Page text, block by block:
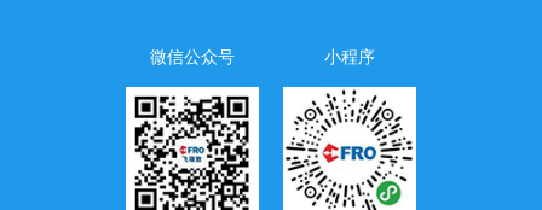
微信公众号 小程序